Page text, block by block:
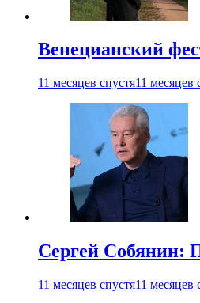
Венецианский
11 месяцев спустя11 месяцев
Сергей Собянин:
11 месяцев спустя11 месяцев